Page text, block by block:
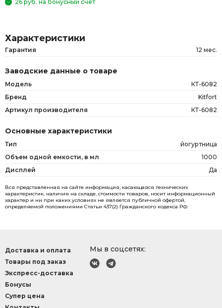
26 руб. на бонусный счет
Характеристики
Гарантия 12 мес.
Заводские данные о товаре
Модель
КТ-6082
Бренд
Kitfort
Артикул производителя
КТ-6082
Основные характеристики
Тип
йогуртница
Объем одной емкости, в мл
1000
Дисплей
Да
Вся представленная на сайте информация, касающаяся технических
характеристик, наличия на складе, стоимости товаров, носит информационный
характер и ни при каких условиях не является публичной офертой,
определяемой положениями Статьи 437(2) Гражданского кодекса РФ.
Мы в соцсетях:
Доставка и оплата
Товары под заказ
Экспресс-доставка
Бонусы
Супер цена